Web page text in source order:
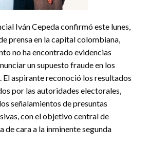
Iván Cepeda confirmó este lunes,
prensa en la capital colombiana,
no ha encontrado evidencias
un supuesto fraude en los
aspirante reconoció los resultados
por las autoridades electorales,
señalamientos de presuntas
con el objetivo central de
de cara a la inminente segunda